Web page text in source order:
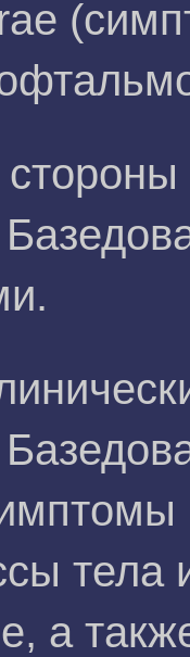
тела
а